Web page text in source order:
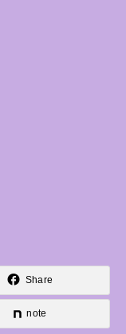
Share
note